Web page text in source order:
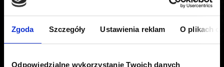
Zgoda Szczegóły Ustawienia reklam O plikach
Odpowiedzialne wykorzystanie Twoich danych
microSD
DlaWiedźmina 3 na Switchu polecamy kartę micro SD